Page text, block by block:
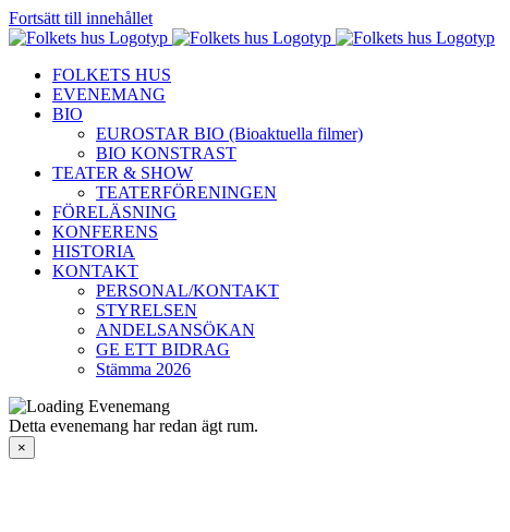
Fortsätt till innehållet
FOLKETS HUS
EVENEMANG
BIO
EUROSTAR BIO (Bioaktuella filmer)
BIO KONSTRAST
TEATER & SHOW
TEATERFÖRENINGEN
FÖRELÄSNING
KONFERENS
HISTORIA
KONTAKT
PERSONAL/KONTAKT
STYRELSEN
ANDELSANSÖKAN
GE ETT BIDRAG
Stämma 2026
Detta evenemang har redan ägt rum.
×